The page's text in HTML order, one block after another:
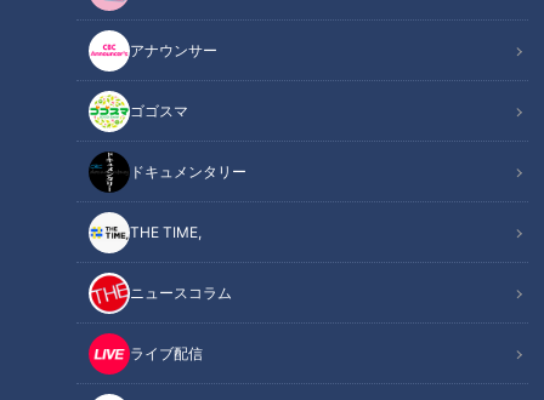
アナウンサー
ゴゴスマ
ドキュメンタリー
THE TIME,
ニュースコラム
ライブ配信
記事に戻る
この記事を見たあなたへのおすすめ